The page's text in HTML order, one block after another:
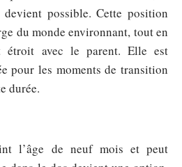
possible. Cette position
du monde environnant, tout en
étroit avec le parent. Elle est
pour les moments de transition
durée.
l’âge de neuf mois et peut